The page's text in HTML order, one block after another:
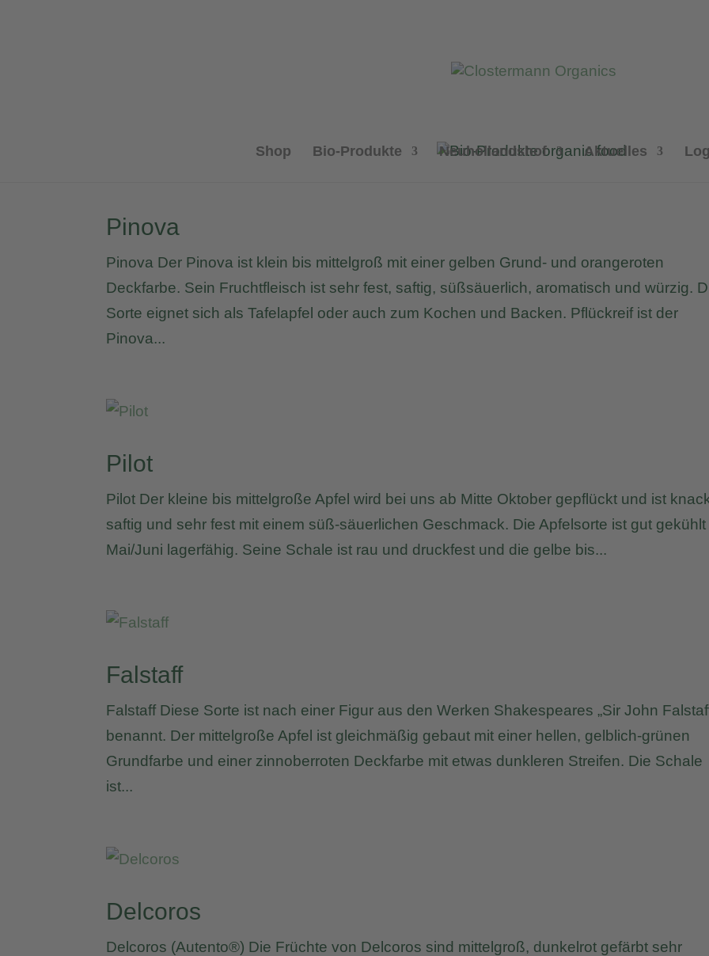
Shop Bio-Produkte Neuhollandshof Aktuelles
Pinova
Pinova Der Pinova ist klein bis mittelgroß mit einer gelben Grund- und orangeroten
Deckfarbe. Sein Fruchtfleisch ist sehr fest, saftig, süßsäuerlich, aromatisch und würzig.
Sorte eignet sich als Tafelapfel oder auch zum Kochen und Backen. Pflückreif ist der
Pinova...
Pilot
Pilot Der kleine bis mittelgroße Apfel wird bei uns ab Mitte Oktober gepflückt und ist
saftig und sehr fest mit einem süß-säuerlichen Geschmack. Die Apfelsorte ist gut
Mai/Juni lagerfähig. Seine Schale ist rau und druckfest und die gelbe bis...
Falstaff
Falstaff Diese Sorte ist nach einer Figur aus den Werken Shakespeares „Sir John
benannt. Der mittelgroße Apfel ist gleichmäßig gebaut mit einer hellen, gelblich-grünen
Grundfarbe und einer zinnoberroten Deckfarbe mit etwas dunkleren Streifen. Die Schale
ist...
Delcoros
Delcoros (Autento®) Die Früchte von Delcoros sind mittelgroß, dunkelrot gefärbt sehr